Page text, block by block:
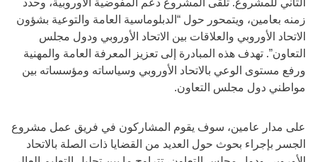
الثاني للمشروع. تلقى المشروع دعم المفوضية الأوروبية، وحدد
زمنه بعامين، ويتمحور حول “الدبلوماسية العامة والتوعية بشؤون
الاتحاد الأوروبي والعلاقات بين الاتحاد الأوروبي ودول مجلس
التعاون”. تهدف هذه المبادرة إلى تعزيز المعرفة العامة والمهنية
ورفع مستوى الوعي بالاتحاد الأوروبي وسياساته ومؤسساته بين
مواطني دول مجلس التعاون.
على مدار عامين، سوف يقوم المشاركون في فريق عمل مشروع
الجسر بإجراء بحوث حول العديد من القضايا ذات الصلة بالاتحاد